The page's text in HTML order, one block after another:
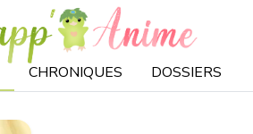
CHRONIQUES DOSSIERS